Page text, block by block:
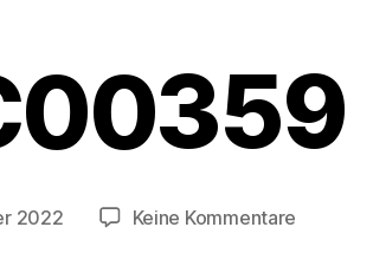
Beitragsautor
V
o
n
ri
2022 Keine Kommentare